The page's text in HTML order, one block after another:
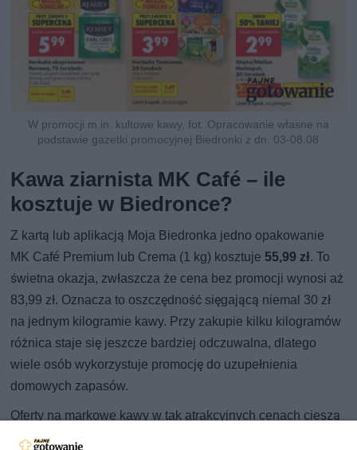
W promocji m.in. kultowe kawy, fot. Opracowanie własne na
podstawie gazetki promocyjnej Biedronki z dn. 03-08.08
Kawa ziarnista MK Café – ile
kosztuje w Biedronce?
Z kartą lub aplikacją Moja Biedronka jedno opakowanie
MK Café Premium lub Crema (1 kg) kosztuje 55,99 zł. To
świetna okazja, zwłaszcza że cena bez promocji wynosi aż
83,99 zł. Oznacza to oszczędność sięgającą niemal 30 zł
na jednym kilogramie kawy. Przy zakupie kilku kilogramów
różnica staje się jeszcze bardziej odczuwalna, dlatego
wiele osób wykorzystuje promocję do uzupełnienia
domowych zapasów.
Oferty na markowe kawy w tak atrakcyjnych cenach cieszą
się dużym zainteresowaniem i często kończą się szybkim